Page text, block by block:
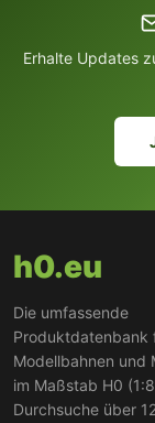
Erhalte Updates
h0.eu
Die umfassende
Produktdatenbank
Modellbahnen und
im Maßstab H0
Durchsuche über